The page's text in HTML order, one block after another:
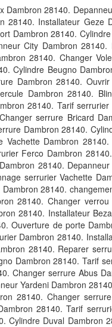
Dambron 28140.
28140. Installateur Geze
Dambron 28140.
City Dambron
28140. Changer
Cylindre Beugno
Dambron 28140.
Dambron 28140.
28140. Tarif
serrure Bricard
Dambron 28140.
Vachette Dambron
Ferco Dambron
28140.
serrurier Vachette
28140.
28140. Changer
28140. Installateur
Ouverture de porte
Dambron 28140.
28140. Reparer
Dambron 28140. Tarif
Changer serrure Abus
Yardeni Dambron
28140. Changer
28140. Tarif
Cylindre Duval Dambron